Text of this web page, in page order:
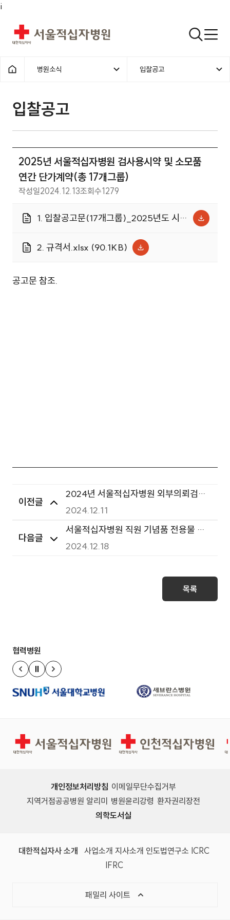
i
서울적십자병원 검색열기
홈으로 1차메뉴
병원소식 2차메뉴
입찰공고
입찰공고 | 병원소식 | 2025년 서
입찰공고
2025년 서울적십자병원 검사용시약 및 소모품
연간 단가계약(총 17개그룹)
작성일2024.12.13조회수1279
1. 입찰공고문(17개그룹)_2025년도 시약
2. 규격서.xlsx (90.1KB)
공고문 참조.
이전글
2024년 서울적십자병원 외부의뢰검사
용역 입찰 시행-1재공고
2024.12.11
다음글
서울적십자병원 직원 기념품 전용물 구
축 및 운영용역 입찰공고
2024.12.18
목록
협력병원
이전 슬라이드
정지
다음 슬라이드
서울적십자병원 인천적십자병원
개인정보처리방침 이메일무단수집거부
지역거점공공병원 알리미 병원윤리강령 환자권리장전
의학도서실
대한적십자사 소개 (새 창)
사업소개 (새 창)
지사소개 (새 창)
인도법연구소 (새 창)
ICRC(국제
IFRC(국제적십자사연맹, 새 창)
패밀리 사이트 목록 열기